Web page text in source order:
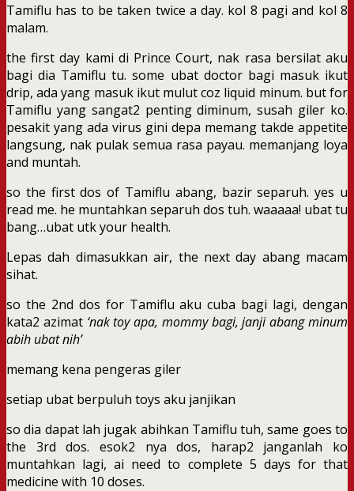
Tamiflu has to be taken twice a day. kol 8 pagi and kol 8
malam.
the first day kami di Prince Court, nak rasa bersilat aku
bagi dia Tamiflu tu. some ubat doctor bagi masuk ikut
drip, ada yang masuk ikut mulut coz liquid minum. but for
Tamiflu yang sangat2 penting diminum, susah giler ko.
pesakit yang ada virus gini depa memang takde appetite
langsung, nak pulak semua rasa payau. memanjang loya
and muntah.
so the first dos of Tamiflu abang, bazir separuh. yes u
read me. he muntahkan separuh dos tuh. waaaaa! ubat tu
bang…ubat utk your health.
Lepas dah dimasukkan air, the next day abang macam
sihat.
so the 2nd dos for Tamiflu aku cuba bagi lagi, dengan
kata2 azimat‘nak toy apa, mommy bagi, janji abang minum
abih ubat nih’
memang kena pengeras giler
setiap ubat berpuluh toys aku janjikan
so dia dapat lah jugak abihkan Tamiflu tuh, same goes to
the 3rd dos. esok2 nya dos, harap2 janganlah ko
muntahkan lagi, ai need to complete 5 days for that
medicine with 10 doses.